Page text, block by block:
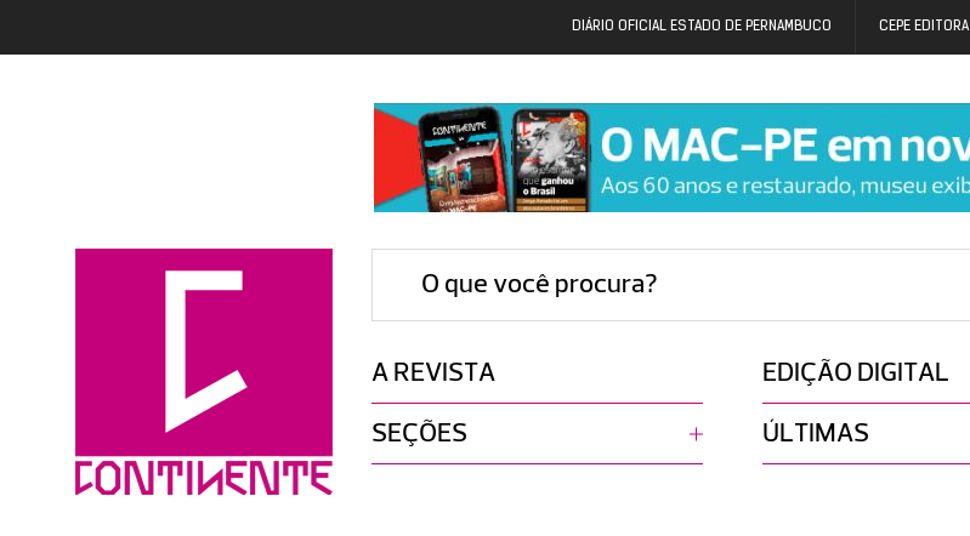
DIÁRIO OFICIAL ESTADO DE PERNAMBUCO CEPE EDITORA
O que você procura?
A REVISTA EDIÇÃO DIGITAL
SEÇÕES ÚLTIMAS